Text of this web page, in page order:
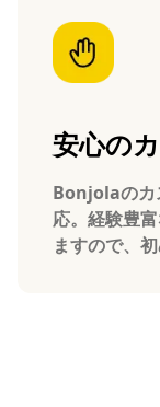
安心の
Bonjolaのカ
応。経験豊
ますので、